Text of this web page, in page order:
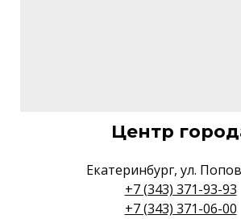
Центр
Екатеринбург, ул.
+7 (343) 371-93-93
+7 (343) 371-06-00